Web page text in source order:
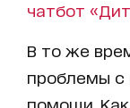
чатбот
В то же
проблемы с
помощи.